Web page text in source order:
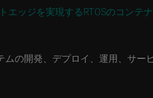
エッジを実現するRTOSのコンテ
の開発、デプロイ、運用、サー